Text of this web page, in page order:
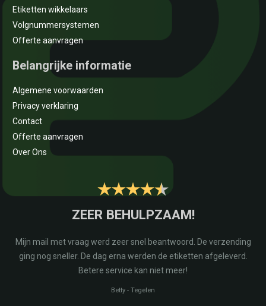
Etiketten wikkelaars
Volgnummersystemen
Offerte aanvragen
Belangrijke informatie
Algemene voorwaarden
Privacy verklaring
Contact
Offerte aanvragen
Over Ons
ZEER BEHULPZAAM!
Mijn mail met vraag werd zeer snel beantwoord. De verzending
ging nog sneller. De dag erna werden de etiketten afgeleverd.
Betere service kan niet meer!
Betty - Tegelen